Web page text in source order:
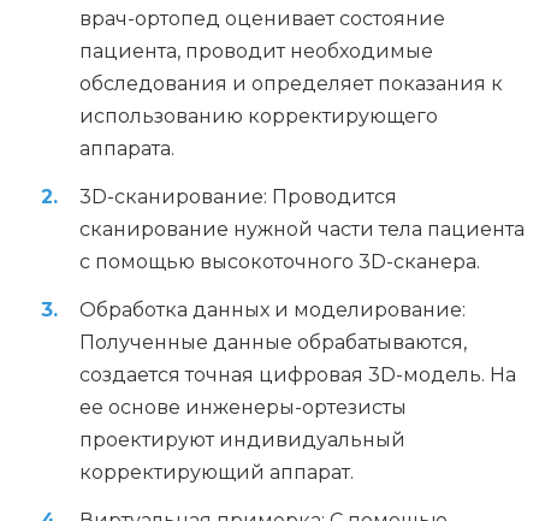
врач-ортопед оценивает состояние
пациента, проводит необходимые
обследования и определяет показания к
использованию корректирующего
аппарата.
3D-сканирование: Проводится
сканирование нужной части тела пациента
с помощью высокоточного 3D-сканера.
Обработка данных и моделирование:
Полученные данные обрабатываются,
создается точная цифровая 3D-модель. На
ее основе инженеры-ортезисты
проектируют индивидуальный
корректирующий аппарат.